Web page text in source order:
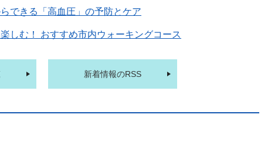
できる「高血圧」の予防とケア
しむ！ おすすめ市内ウォーキングコース
新着情報のRSS